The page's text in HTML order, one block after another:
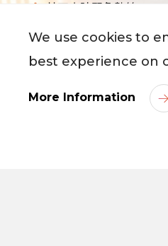
+852 3442-
聯絡我們
We use cookies to
best experience on
More Information